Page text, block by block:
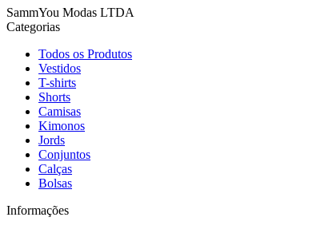
SammYou Modas LTDA
Categorias
Todos os Produtos
Vestidos
T-shirts
Shorts
Camisas
Kimonos
Jords
Conjuntos
Calças
Bolsas
Informações